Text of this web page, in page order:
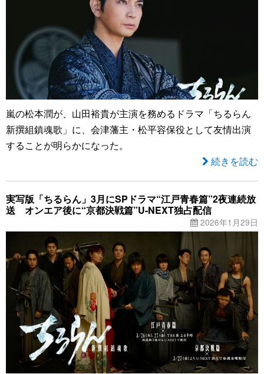
嵐の松本潤が、山田裕貴が主演を務めるドラマ「ちるらん
新撰組鎮魂歌」に、会津藩主・松平容保役として友情出演
することが明らかになった。
続きを読む
実写版「ちるらん」3月にSPドラマ“江戸青春篇”2夜連続放
送 オンエア後に“京都決戦篇”U-NEXT独占配信
2026年1月29日